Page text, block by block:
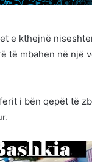
e kthejnë
të mbahen në një
i bën qepët të